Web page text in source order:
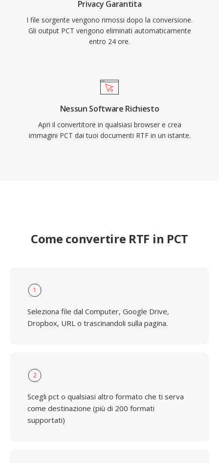
Privacy Garantita
I file sorgente vengono rimossi dopo la conversione.
Gli output PCT vengono eliminati automaticamente
entro 24 ore.
Nessun Software Richiesto
Apri il convertitore in qualsiasi browser e crea
immagini PCT dai tuoi documenti RTF in un istante.
Come convertire RTF in PCT
1
Seleziona file dal Computer, Google Drive,
Dropbox, URL o trascinandoli sulla pagina.
2
Scegli pct o qualsiasi altro formato che ti serva
come destinazione (più di 200 formati
supportati)